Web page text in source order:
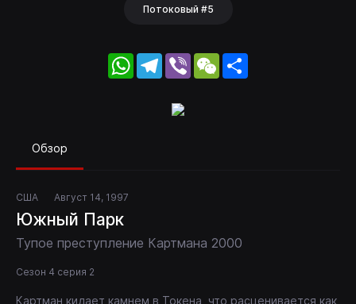
Потоковый #5
WhatsApp
Telegram
Viber WeChat
Обзор
США Август 14, 1997
Южный Парк
Тупое преступление Картмана 2000
Сезон 4 серия 2
Картман кидает камнем в Токена, что расценивается как